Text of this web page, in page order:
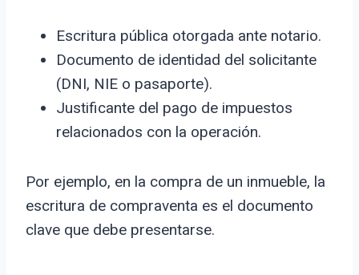
Escritura pública otorgada ante notario.
Documento de identidad del solicitante
(DNI, NIE o pasaporte).
Justificante del pago de impuestos
relacionados con la operación.
Por ejemplo, en la compra de un inmueble, la
escritura de compraventa es el documento
clave que debe presentarse.